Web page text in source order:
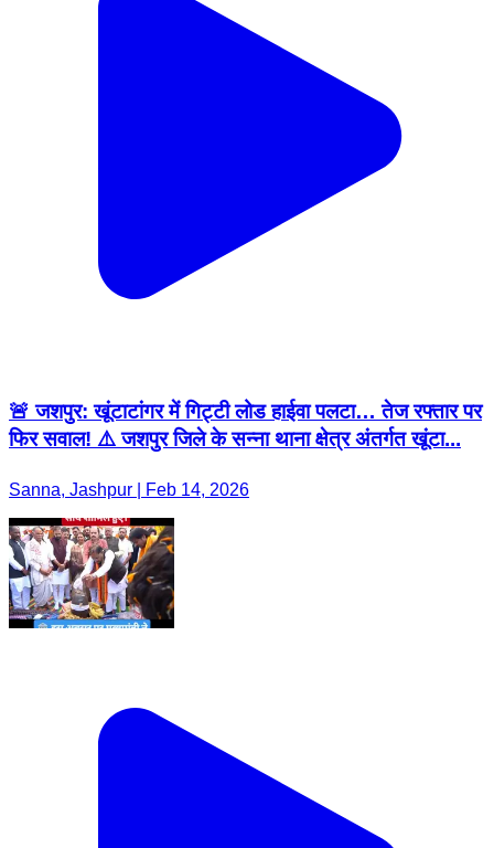
🚨 जशपुर: खूंटाटांगर में गिट्टी लोड हाईवा पलटा… तेज रफ्तार पर
फिर सवाल! ⚠️ जशपुर जिले के सन्ना थाना क्षेत्र अंतर्गत खूंटा...
Sanna, Jashpur | Feb 14, 2026